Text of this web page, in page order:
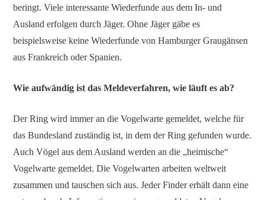
beringt. Viele interessante Wiederfunde aus dem In- und
Ausland erfolgen durch Jäger. Ohne Jäger gäbe es
beispielsweise keine Wiederfunde von Hamburger Graugänsen
aus Frankreich oder Spanien.
Wie aufwändig ist das Meldeverfahren, wie läuft es ab?
Der Ring wird immer an die Vogelwarte gemeldet, welche für
das Bundesland zuständig ist, in dem der Ring gefunden wurde.
Auch Vögel aus dem Ausland werden an die „heimische“
Vogelwarte gemeldet. Die Vogelwarten arbeiten weltweit
zusammen und tauschen sich aus. Jeder Finder erhält dann eine